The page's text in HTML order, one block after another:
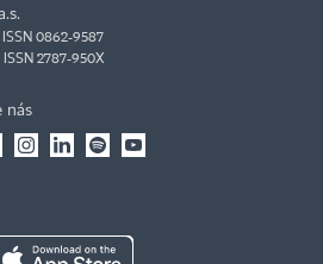
0862-9587
2787-950X
nás